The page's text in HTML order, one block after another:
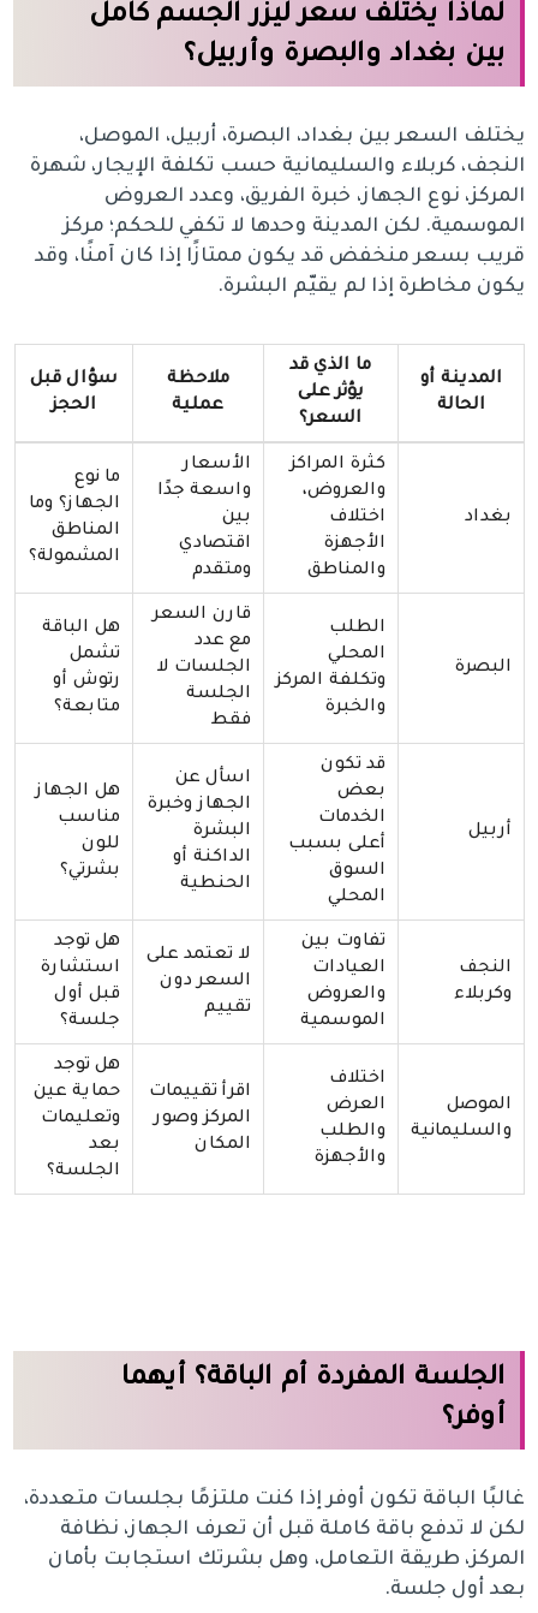
لماذا يختلف سعر ليزر الجسم كامل
بين بغداد والبصرة وأربيل؟
يختلف السعر بين بغداد، البصرة، أربيل، الموصل،
النجف، كربلاء والسليمانية حسب تكلفة الإيجار، شهرة
المركز، نوع الجهاز، خبرة الفريق، وعدد العروض
الموسمية. لكن المدينة وحدها لا تكفي للحكم؛ مركز
قريب بسعر منخفض قد يكون ممتازًا إذا كان آمنًا، وقد
يكون مخاطرة إذا لم يقيّم البشرة.
المدينة أو
الحالة
ما الذي قد
يؤثر على
السعر؟
ملاحظة
عملية
سؤال قبل
الحجز
بغداد
كثرة المراكز
والعروض،
اختلاف
الأجهزة
والمناطق
الأسعار
واسعة جدًا
بين
اقتصادي
ومتقدم
ما نوع
الجهاز؟ وما
المناطق
المشمولة؟
البصرة
الطلب
المحلي
وتكلفة المركز
والخبرة
قارن السعر
مع عدد
الجلسات لا
الجلسة
فقط
هل الباقة
تشمل
رتوش أو
متابعة؟
أربيل
قد تكون
بعض
الخدمات
أعلى بسبب
السوق
المحلي
اسأل عن
الجهاز وخبرة
البشرة
الداكنة أو
الحنطية
هل الجهاز
مناسب
للون
بشرتي؟
النجف
وكربلاء
تفاوت بين
العيادات
والعروض
الموسمية
لا تعتمد على
السعر دون
تقييم
هل توجد
استشارة
قبل أول
جلسة؟
الموصل
والسليمانية
اختلاف
العرض
والطلب
والأجهزة
اقرأ تقييمات
المركز وصور
المكان
هل توجد
حماية عين
وتعليمات
بعد
الجلسة؟
الجلسة المفردة أم الباقة؟ أيهما
أوفر؟
غالبًا الباقة تكون أوفر إذا كنت ملتزمًا بجلسات متعددة،
لكن لا تدفع باقة كاملة قبل أن تعرف الجهاز، نظافة
المركز، طريقة التعامل، وهل بشرتك استجابت بأمان
بعد أول جلسة.